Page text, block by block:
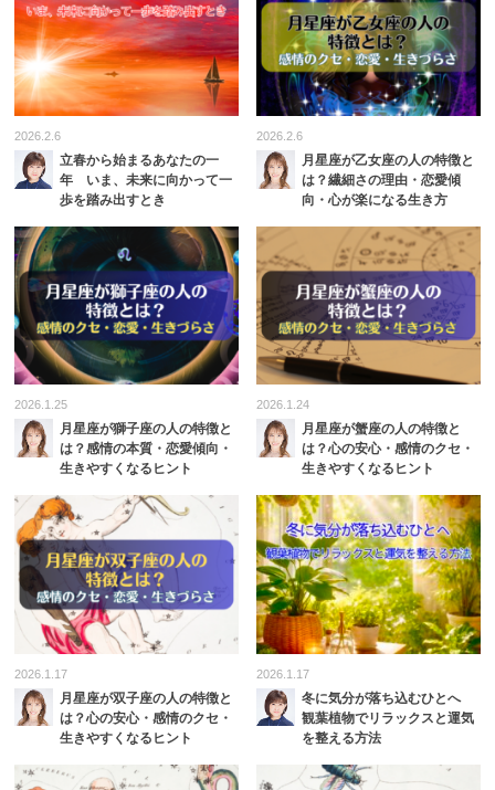
2026.2.6
立春から始まるあなたの一
年 いま、未来に向かって一
歩を踏み出すとき
2026.2.6
月星座が乙女座の人の特徴と
は？繊細さの理由・恋愛傾
向・心が楽になる生き方
2026.1.25
月星座が獅子座の人の特徴と
は？感情の本質・恋愛傾向・
生きやすくなるヒント
2026.1.24
月星座が蟹座の人の特徴と
は？心の安心・感情のクセ・
生きやすくなるヒント
2026.1.17
月星座が双子座の人の特徴と
は？心の安心・感情のクセ・
生きやすくなるヒント
2026.1.17
冬に気分が落ち込むひとへ
観葉植物でリラックスと運気
を整える方法